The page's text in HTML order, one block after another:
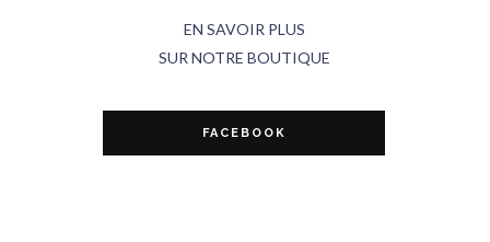
EN SAVOIR PLUS
SUR NOTRE BOUTIQUE
FACEBOOK